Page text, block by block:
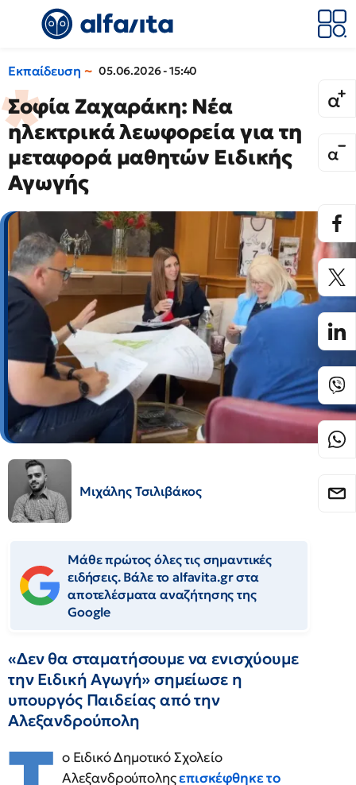
Εκπαίδευση 05.06.2026 - 15:40
Σοφία Ζαχαράκη: Νέα
ηλεκτρικά λεωφορεία για τη
μεταφορά μαθητών Ειδικής
Αγωγής
Μιχάλης Τσιλιβάκος
Μάθε πρώτος όλες τις σημαντικές
ειδήσεις. Βάλε το alfavita.gr στα
αποτελέσματα αναζήτησης της
Google
«Δεν θα σταματήσουμε να ενισχύουμε
την Ειδική Αγωγή» σημείωσε η
υπουργός Παιδείας από την
Αλεξανδρούπολη
ο Ειδικό Δημοτικό Σχολείο
Αλεξανδρούποληςεπισκέφθηκε το